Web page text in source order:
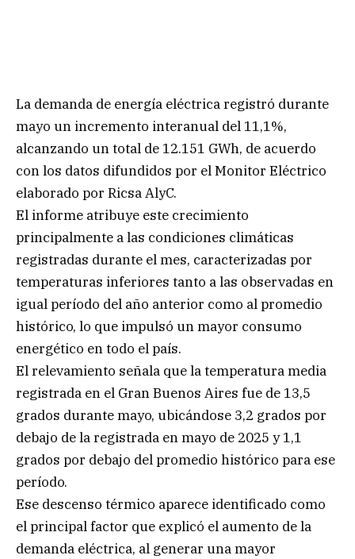
La demanda de energía eléctrica registró durante
mayo un incremento interanual del 11,1%,
alcanzando un total de 12.151 GWh, de acuerdo
con los datos difundidos por el Monitor Eléctrico
elaborado por Ricsa AlyC.
El informe atribuye este crecimiento
principalmente a las condiciones climáticas
registradas durante el mes, caracterizadas por
temperaturas inferiores tanto a las observadas en
igual período del año anterior como al promedio
histórico, lo que impulsó un mayor consumo
energético en todo el país.
El relevamiento señala que la temperatura media
registrada en el Gran Buenos Aires fue de 13,5
grados durante mayo, ubicándose 3,2 grados por
debajo de la registrada en mayo de 2025 y 1,1
grados por debajo del promedio histórico para ese
período.
Ese descenso térmico aparece identificado como
el principal factor que explicó el aumento de la
demanda eléctrica, al generar una mayor